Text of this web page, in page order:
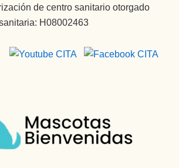
de centro sanitario otorgado
H08002463